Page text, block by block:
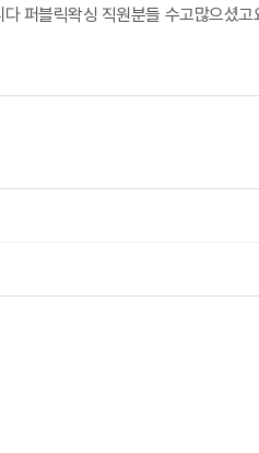
퍼블릭왁싱 직원분들 수고많으셨고